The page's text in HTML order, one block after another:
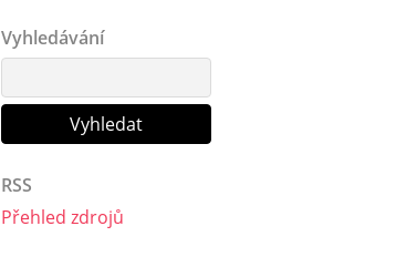
Vyhledávání
RSS
Přehled zdrojů